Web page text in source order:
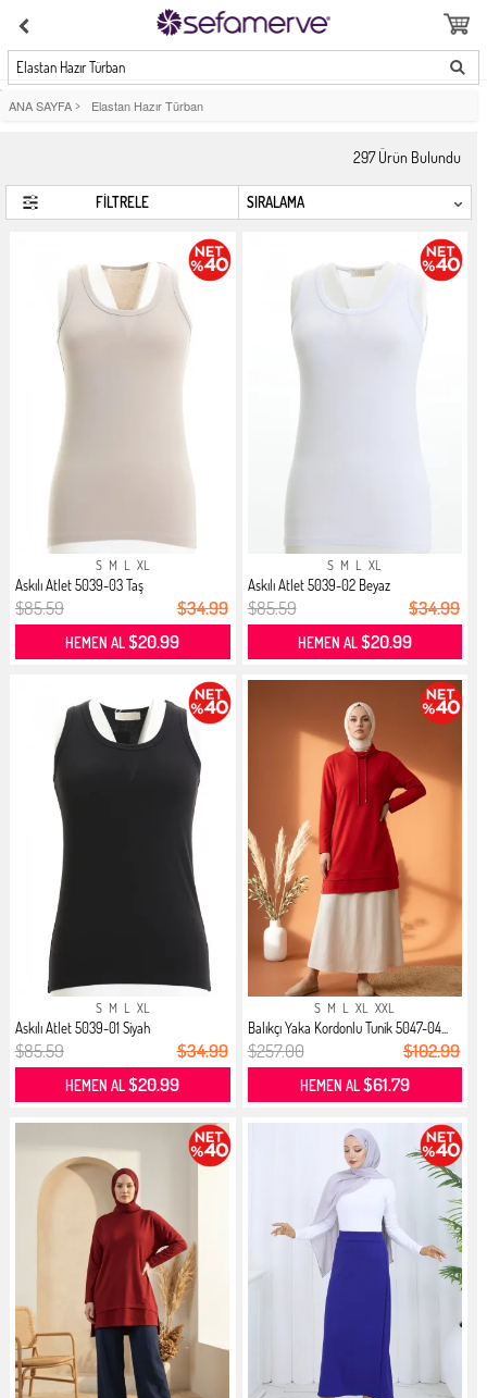
Elastan Hazır Türban
ANA SAYFA > Elastan Hazır Türban
297Ürün Bulundu
FİLTRELE
S M L XL
Askılı Atlet 5039-03 Taş
$85.59 $34.99
HEMEN AL$20.99
S M L XL
Askılı Atlet 5039-02 Beyaz
$85.59 $34.99
HEMEN AL$20.99
S M L XL
Askılı Atlet 5039-01 Siyah
$85.59 $34.99
HEMEN AL$20.99
S M L XL XXL
Balıkçı Yaka Kordonlu Tunik 5047-04...
$257.00 $102.99
HEMEN AL$61.79